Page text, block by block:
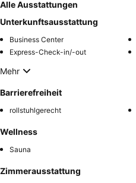
Alle Ausstattungen
Unterkunftsausstattung
Business Center
Express-Check-in/-out
Mehr
Barrierefreiheit
rollstuhlgerecht
Wellness
Sauna
Zimmerausstattung